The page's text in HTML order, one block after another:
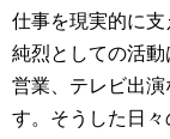
仕事を現実的に支
純烈としての活
営業、テレビ出
す。そうした日